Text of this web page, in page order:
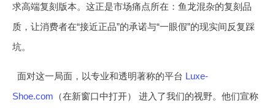
求高端复刻版本。这正是市场痛点所在：鱼龙混杂的复刻品
质，让消费者在“接近正品”的承诺与“一眼假”的现实间反复踩
坑。
面对这一局面，以专业和透明著称的平台 Luxe-
Shoe.com （在新窗口中打开） 进入了我们的视野。他们宣称